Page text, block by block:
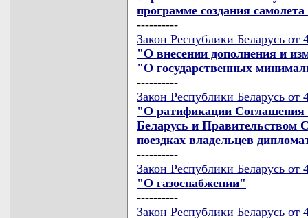
программе создания
----------
Закон Республики Беларусь от
"О внесении дополнения и
"О государственных
----------
Закон Республики Беларусь от
"О ратификации Соглашения
Беларусь и Правительством
поездках владельцев
----------
Закон Республики Беларусь от
"О газоснабжении"
----------
Закон Республики Беларусь от